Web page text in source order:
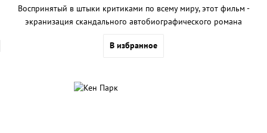
Воспринятый в штыки критиками по всему миру, этот фильм -
экранизация скандального автобиографического романа
В избранное